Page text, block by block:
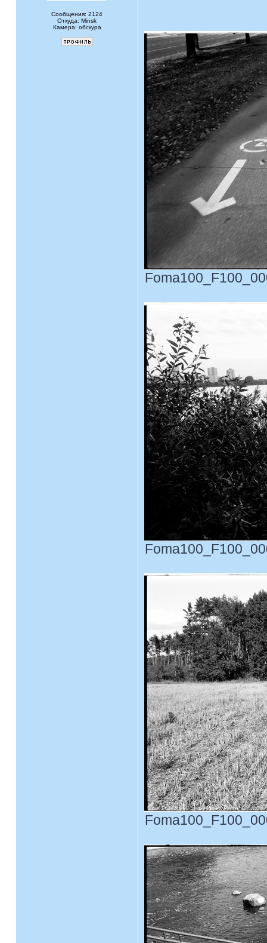
Сообщения: 2124
Откуда: Minsk
Камера: обскура